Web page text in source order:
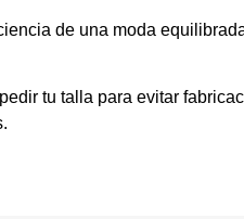
de una moda
tu talla para evitar